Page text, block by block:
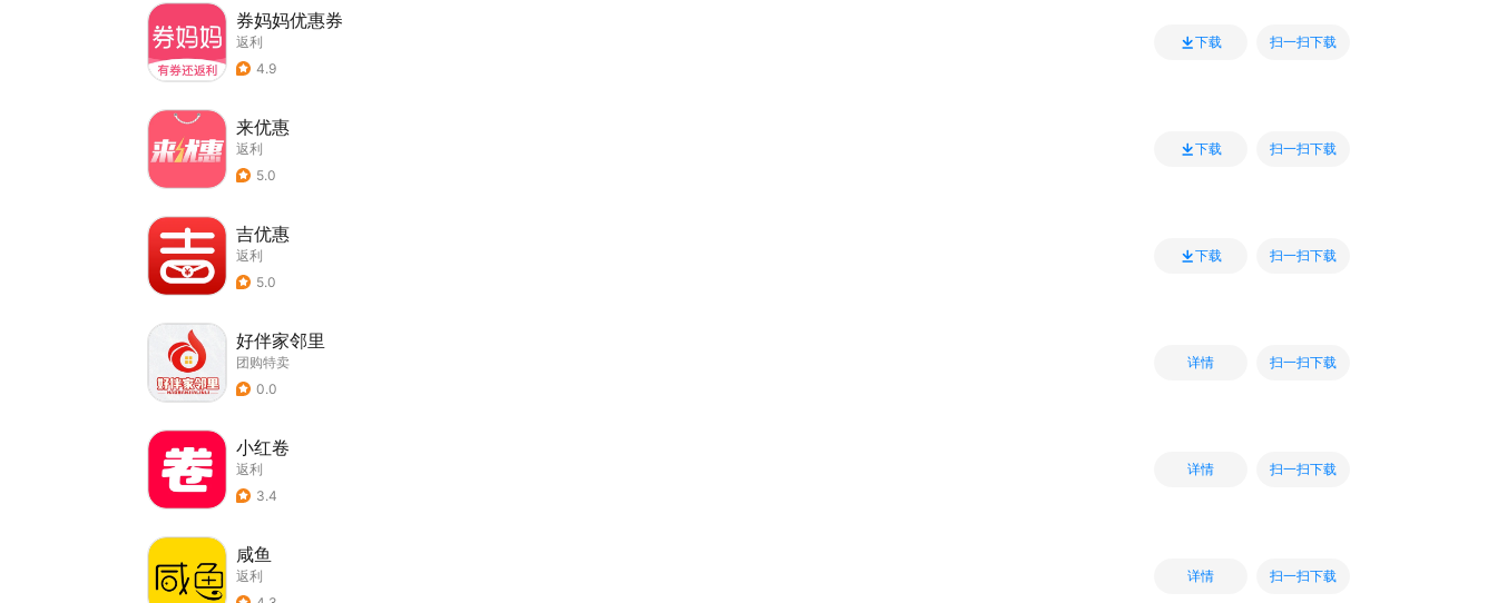
券妈妈优惠券
返利
4.9
下载 扫一扫下载
来优惠
返利
5.0
下载 扫一扫下载
吉优惠
返利
5.0
下载 扫一扫下载
好伴家邻里
团购特卖
0.0
详情 扫一扫下载
小红卷
返利
3.4
详情 扫一扫下载
咸鱼
返利
详情 扫一扫下载